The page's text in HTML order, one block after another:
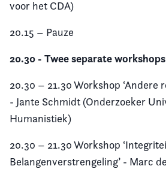
voor het CDA)
20.15 – Pauze
20.30 - Twee separate workshops
20.30 – 21.30 Workshop ‘Andere
- Jante Schmidt (Onderzoeker
Humanistiek)
20.30 – 21.30 Workshop
Belangenverstrengeling’ - Marc